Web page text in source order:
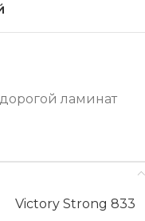
ламинат
Victory Strong 833